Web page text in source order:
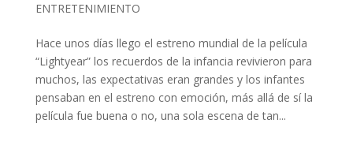
ENTRETENIMIENTO
Hace unos días llego el estreno mundial de la película
“Lightyear” los recuerdos de la infancia revivieron para
muchos, las expectativas eran grandes y los infantes
pensaban en el estreno con emoción, más allá de sí la
película fue buena o no, una sola escena de tan...